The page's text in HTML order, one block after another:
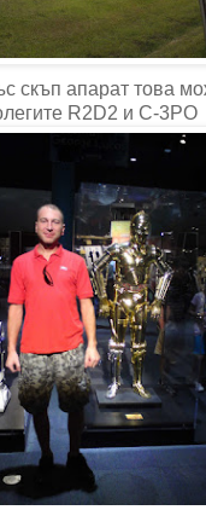
скъп апарат това
R2D2 и C-3PO